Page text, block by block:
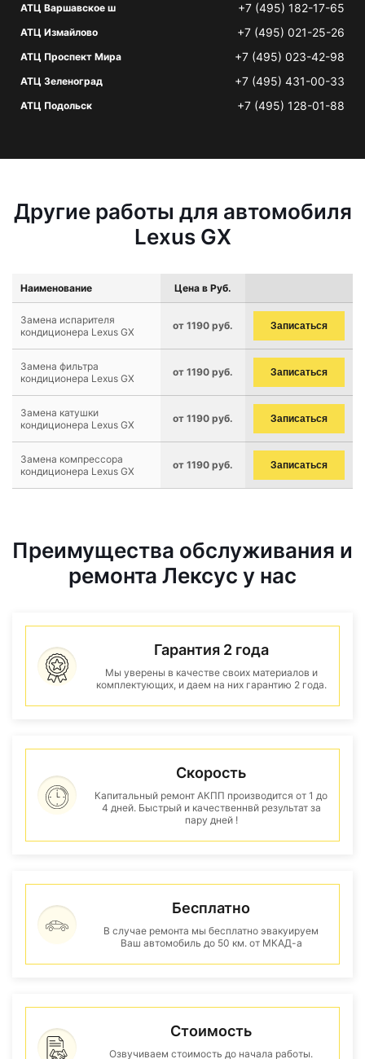
АТЦ Варшавское ш +7 (495) 182-17-65
АТЦ Измайлово +7 (495) 021-25-26
АТЦ Проспект Мира +7 (495) 023-42-98
АТЦ Зеленоград +7 (495) 431-00-33
АТЦ Подольск +7 (495) 128-01-88
Другие работы для автомобиля
Lexus GX
Наименование Цена в Руб.
Замена испарителя
кондиционера Lexus GX
от 1190 руб. Записаться
Замена фильтра
кондиционера Lexus GX
от 1190 руб. Записаться
Замена катушки
кондиционера Lexus GX
от 1190 руб. Записаться
Замена компрессора
кондиционера Lexus GX
от 1190 руб. Записаться
Преимущества обслуживания и
ремонта Лексус у нас
Гарантия 2 года
Мы уверены в качестве своих материалов и
комплектующих, и даем на них гарантию 2 года.
Скорость
Капитальный ремонт АКПП производится от 1 до
4 дней. Быстрый и качественнвй результат за
пару дней !
Бесплатно
В случае ремонта мы бесплатно эвакуируем
Ваш автомобиль до 50 км. от МКАД-а
Стоимость
Озвучиваем стоимость до начала работы.